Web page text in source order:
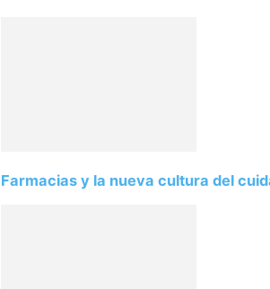
Farmacias y la nueva cultura del